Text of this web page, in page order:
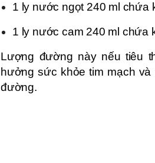
1 ly nước ngọt 240 ml chứa
1 ly nước cam 240 ml chứa
Lượng đường này nếu tiêu
hưởng sức khỏe tim mạch
đường.